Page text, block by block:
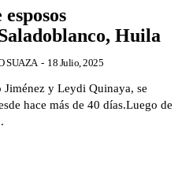
Huila
SUAZA - 18 Julio, 2025
Jiménez y Leydi Quinaya, se
hace más de 40 días.Luego de